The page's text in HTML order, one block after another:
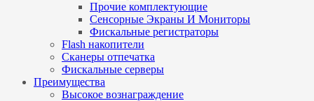
Прочие комплектующие
Сенсорные Экраны И Мониторы
Фискальные регистраторы
Flash накопители
Сканеры отпечатка
Фискальные серверы
Преимущества
Высокое вознаграждение